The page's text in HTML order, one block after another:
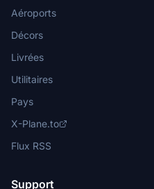
Aéroports
Décors
Livrées
Utilitaires
Pays
X-Plane.to
Flux RSS
Support